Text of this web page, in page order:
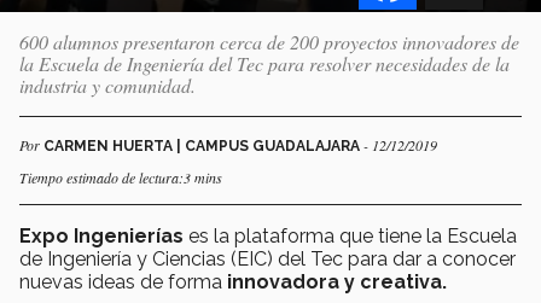
600 alumnos presentaron cerca de 200 proyectos innovadores de
la Escuela de Ingeniería del Tec para resolver necesidades de la
industria y comunidad.
Por CARMEN HUERTA | CAMPUS GUADALAJARA - 12/12/2019
Tiempo estimado de lectura:3 mins
Expo Ingenierías es la plataforma que tiene la Escuela
de Ingeniería y Ciencias (EIC) del Tec para dar a conocer
nuevas ideas de forma innovadora y creativa.